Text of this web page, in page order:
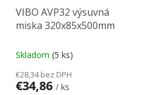
VIBO AVP32 výsuvná
miska 320x85x500mm
Skladom (5 ks)
€28,34 bez DPH
€34,86 / ks